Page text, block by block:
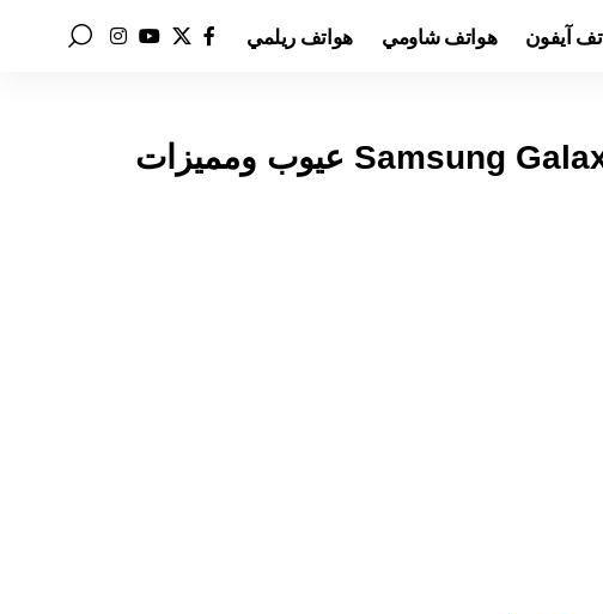
آيفون هواتف شاومي هواتف ريلمي
سعر ومواصفات Samsung Galaxy Tab A10 Plus عيوب ومميزات